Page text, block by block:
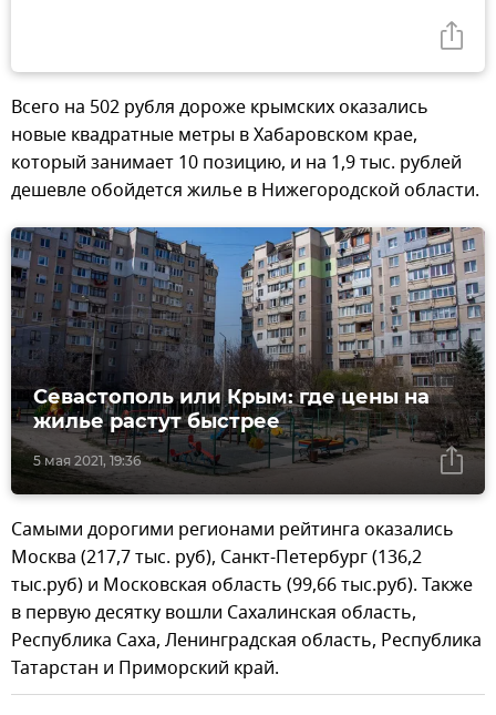
Всего на 502 рубля дороже крымских оказались
новые квадратные метры в Хабаровском крае,
который занимает 10 позицию, и на 1,9 тыс. рублей
дешевле обойдется жилье в Нижегородской области.
5 мая 2021, 19:36
Севастополь или Крым: где цены на
жилье растут быстрее
Самыми дорогими регионами рейтинга оказались
Москва (217,7 тыс. руб), Санкт-Петербург (136,2
тыс.руб) и Московская область (99,66 тыс.руб). Также
в первую десятку вошли Сахалинская область,
Республика Саха, Ленинградская область, Республика
Татарстан и Приморский край.